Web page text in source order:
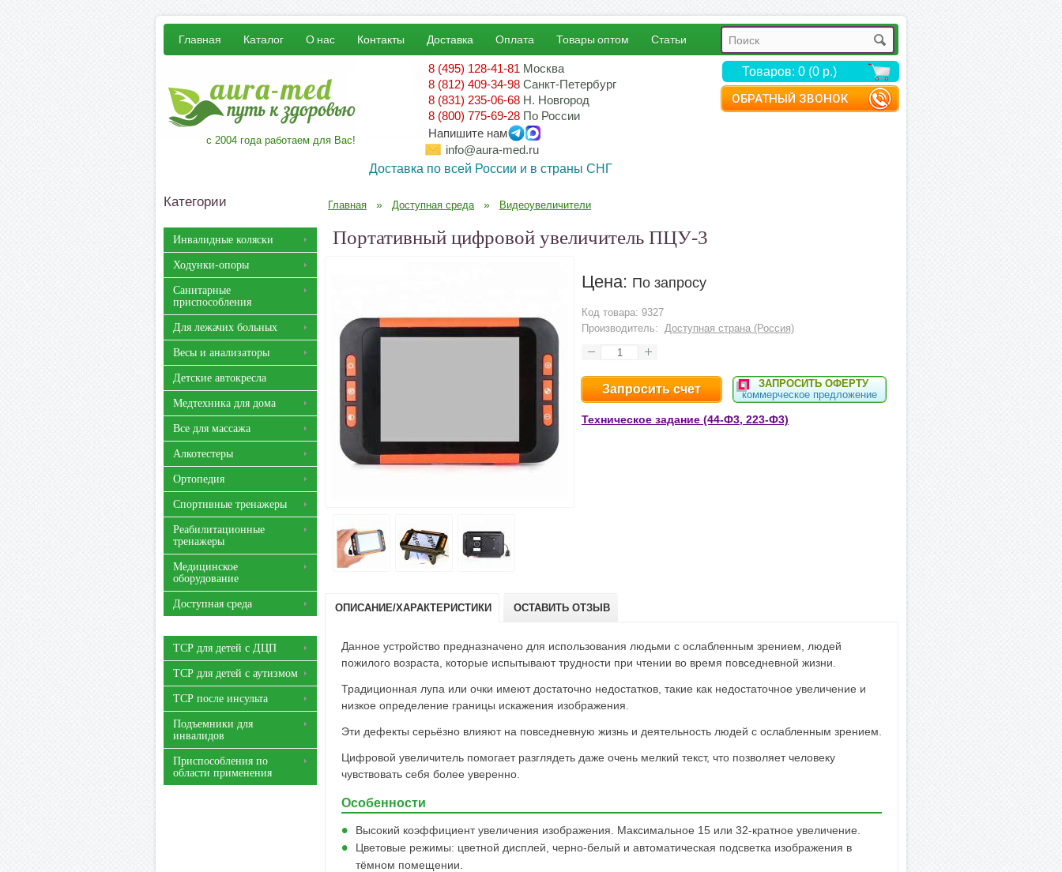
ОБРАТНЫЙ ЗВОНОК
Главная Каталог О нас Контакты Доставка Оплата Товары оптом Статьи
с 2004 года работаем для Вас!
8 (495) 128-41-81 Москва
8 (812) 409-34-98 Санкт-Петербург
8 (831) 235-06-68 Н. Новгород
8 (800) 775-69-28 По России
Напишите нам
info@aura-med.ru
Доставка по всей России и в страны СНГ
Товаров: 0 (0 р.)
Категории
Инвалидные коляски
Ходунки-опоры
Санитарные
приспособления
Для лежачих больных
Весы и анализаторы
Детские автокресла
Медтехника для дома
Все для массажа
Алкотестеры
Ортопедия
Спортивные тренажеры
Реабилитационные
тренажеры
Медицинское
оборудование
Доступная среда
ТСР для детей с ДЦП
ТСР для детей с аутизмом
ТСР после инсульта
Подъемники для
инвалидов
Приспособления по
области применения
Главная » Доступная среда » Видеоувеличители
Портативный цифровой увеличитель ПЦУ-3
Цена: По запросу
Код товара: 9327
Производитель: Доступная страна (Россия)
Запросить счет
ЗАПРОСИТЬ ОФЕРТУ
коммерческое предложение
Техническое задание (44-Ф3, 223-Ф3)
ОПИСАНИЕ/ХАРАКТЕРИСТИКИ ОСТАВИТЬ ОТЗЫВ
Данное устройство предназначено для использования людьми с ослабленным зрением, людей
пожилого возраста, которые испытывают трудности при чтении во время повседневной жизни.
Традиционная лупа или очки имеют достаточно недостатков, такие как недостаточное увеличение и
низкое определение границы искажения изображения.
Эти дефекты серьёзно влияют на повседневную жизнь и деятельность людей с ослабленным зрением.
Цифровой увеличитель помогает разглядеть даже очень мелкий текст, что позволяет человеку
чувствовать себя более уверенно.
Особенности
Высокий коэффициент увеличения изображения. Максимальное 15 или 32-кратное увеличение.
Цветовые режимы: цветной дисплей, черно-белый и автоматическая подсветка изображения в
тёмном помещении.